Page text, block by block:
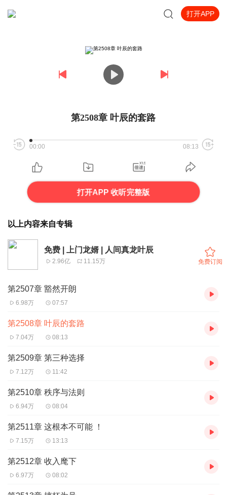
打开APP
第2508章 叶辰的套路
00:00 08:13
打开APP 收听完整版
以上内容来自专辑
免费 | 上门龙婿 | 人间真龙叶辰
2.96亿 11.15万 免费订阅
第2507章 豁然开朗
6.98万 07:57
第2508章 叶辰的套路
7.04万 08:13
第2509章 第三种选择
7.12万 11:42
第2510章 秩序与法则
6.94万 08:04
第2511章 这根本不可能 ！
7.15万 13:13
第2512章 收入麾下
6.97万 08:02